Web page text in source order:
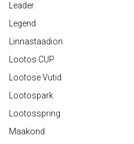
Leader
Legend
Linnastaadion
Lootos CUP
Lootose Vutid
Lootospark
Lootosspring
Maakond